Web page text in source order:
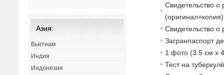
Свидетельство о
(оригинал+копия)
Свидетельство
Загранпаспорт
1 фото (3.5 см x
Тест на
Азия:
Вьетнам
Индия
Индонезия